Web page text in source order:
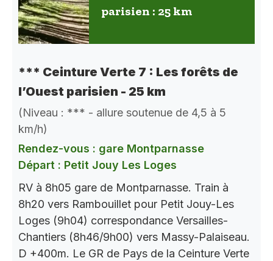
parisien : 25 km
*** Ceinture Verte 7 : Les forêts de
l’Ouest parisien - 25 km
(Niveau : *** - allure soutenue de 4,5 à 5
km/h)
Rendez-vous : gare Montparnasse
Départ : Petit Jouy Les Loges
RV à 8h05 gare de Montparnasse. Train à
8h20 vers Rambouillet pour Petit Jouy-Les
Loges (9h04) correspondance Versailles-
Chantiers (8h46/9h00) vers Massy-Palaiseau.
D +400m. Le GR de Pays de la Ceinture Verte